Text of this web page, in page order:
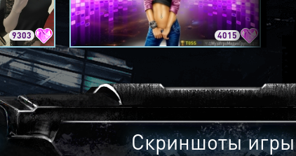
9303 4015
Скриншоты игры